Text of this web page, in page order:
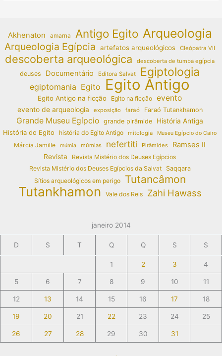
Akhenaton amarna Antigo Egito Arqueologia
Arqueologia Egípcia artefatos arqueológicos Cleópatra VII
descoberta arqueológica descoberta de tumba egípcia
deuses Documentário Editora Salvat Egiptologia
egiptomania Egito Egito Antigo
Egito Antigo na ficção Egito na ficção evento
evento de arqueologia exposição faraó Faraó Tutankhamon
Grande Museu Egípcio grande pirâmide
História Antiga
História do Egito
história do Egito Antigo mitologia Museu Egípcio do Cairo
Márcia Jamille múmia múmias nefertiti Pirâmides Ramses II
Revista
Revista Mistério dos Deuses Egípcios
Revista Mistério dos Deuses Egípcios da Salvat
Saqqara
Sítios arqueológicos em perigo
Tutancâmon
Tutankhamon Vale dos Reis Zahi Hawass
janeiro 2014
D S T Q Q S S
1 2 3 4
5 6 7 8 9 10 11
12 13 14 15 16 17 18
19 20 21 22 23 24 25
26 27 28 29 30 31